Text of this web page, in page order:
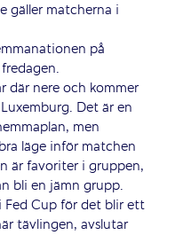
gäller matcherna i
på
där nere och kommer
Det är en
men
läge inför matchen
är favoriter i gruppen,
bli en jämn grupp.
Fed Cup för det blir ett
tävlingen, avslutar